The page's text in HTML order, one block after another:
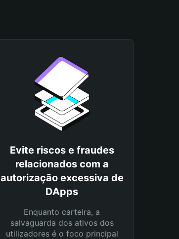
Evite riscos e fraudes
relacionados com a
autorização excessiva de
DApps
Enquanto carteira, a
salvaguarda dos ativos dos
utilizadores é o foco principal